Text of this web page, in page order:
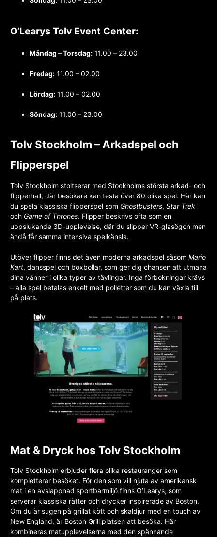
O’Learys Tolv Event Center:
Måndag – Torsdag: 11.00 – 23.00
Fredag: 11.00 – 02.00
Lördag: 11.00 – 02.00
Söndag: 11.00 – 23.00
Tolv Stockholm – Arkadspel och
Flipperspel
Tolv Stockholm stoltserar med Stockholms största arkad- och
flipperhall, där besökare kan testa över 80 olika spel. Här kan
du spela klassiska flipperspel som Ghostbusters, Star Trek
och Game of Thrones. Flipper beskrivs ofta som en
uppslukande 3D-upplevelse, där du slipper VR-glasögon men
ändå får samma intensiva spelkänsla.
Utöver flipper finns det även moderna arkadspel såsom Mario
Kart, dansspel och boxbollar, som ger dig chansen att utmana
dina vänner i olika typer av tävlingar. Inga förbokningar krävs
– alla spel betalas enkelt med polletter som du kan växla till
på plats.
Mat & Dryck hos Tolv Stockholm
Tolv Stockholm erbjuder flera olika restauranger som
kompletterar besöket. För den som vill njuta av amerikansk
mat i en avslappnad sportbarmiljö finns O’Learys, som
serverar klassiska rätter och drycker inspirerade av Boston.
Om du är sugen på grillat kött och skaldjur med en touch av
New England, är Boston Grill platsen att besöka. Här
kombineras matupplevelserna med den spännande